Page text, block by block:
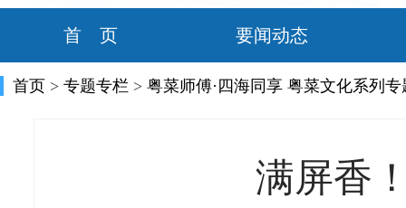
首 页 要闻动态
首页 > 专题专栏 > 粤菜师傅·四海同享 粤菜文化系列专
满屏香